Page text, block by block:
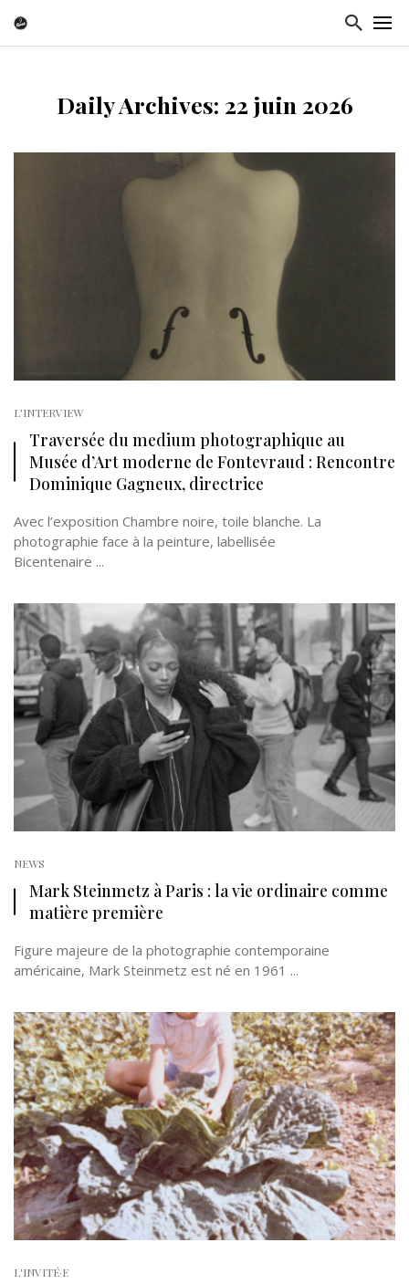
Daily Archives: 22 juin 2026
L'INTERVIEW
Traversée du medium photographique au
Musée d’Art moderne de Fontevraud : Rencontre
Dominique Gagneux, directrice
Avec l’exposition Chambre noire, toile blanche. La
photographie face à la peinture, labellisée
Bicentenaire ...
NEWS
Mark Steinmetz à Paris : la vie ordinaire comme
matière première
Figure majeure de la photographie contemporaine
américaine, Mark Steinmetz est né en 1961 ...
L'INVITÉ·E